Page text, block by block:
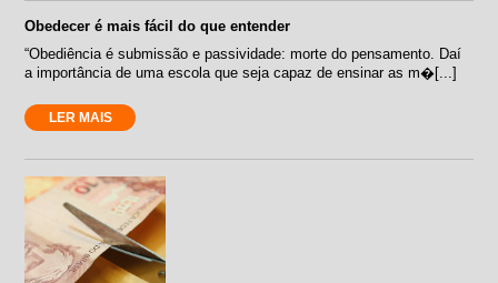
Obedecer é mais fácil do que entender
“Obediência é submissão e passividade: morte do pensamento. Daí
a importância de uma escola que seja capaz de ensinar as m�[...]
LER MAIS